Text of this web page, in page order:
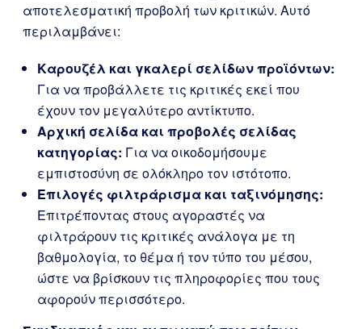
αποτελεσματική προβολή των κριτικών. Αυτό
περιλαμβάνει:
Καρουζέλ και γκαλερί σελίδων προϊόντων:
Για να προβάλλετε τις κριτικές εκεί που
έχουν τον μεγαλύτερο αντίκτυπο.
Αρχική σελίδα και προβολές σελίδας
κατηγορίας: Για να οικοδομήσουμε
εμπιστοσύνη σε ολόκληρο τον ιστότοπο.
Επιλογές φιλτράρισμα και ταξινόμησης:
Επιτρέποντας στους αγοραστές να
φιλτράρουν τις κριτικές ανάλογα με τη
βαθμολογία, το θέμα ή τον τύπο του μέσου,
ώστε να βρίσκουν τις πληροφορίες που τους
αφορούν περισσότερο.